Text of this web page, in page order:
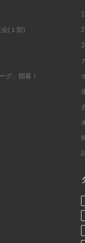
(１部)
グ」開幕！